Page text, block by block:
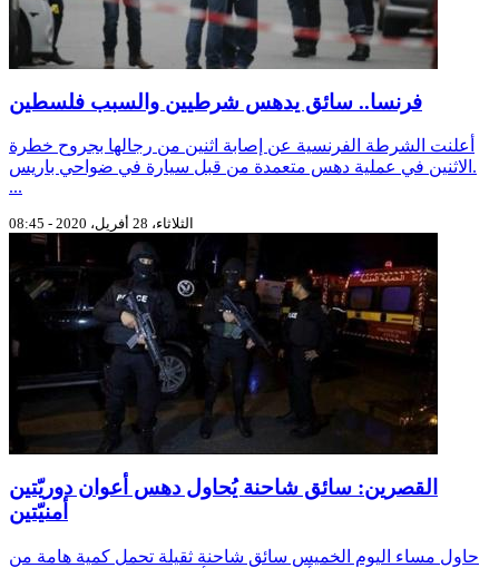
فرنسا.. سائق يدهس شرطيين والسبب فلسطين
أعلنت الشرطة الفرنسية عن إصابة اثنين من رجالها بجروح خطرة
الاثنين في عملية دهس متعمدة من قبل سيارة في ضواحي باريس.
...
الثلاثاء، 28 أفريل، 2020 - 08:45
القصرين: سائق شاحنة يُحاول دهس أعوان دوريّتين
أمنيّتين
حاول مساء اليوم الخميس سائق شاحنة ثقيلة تحمل كمية هامة من